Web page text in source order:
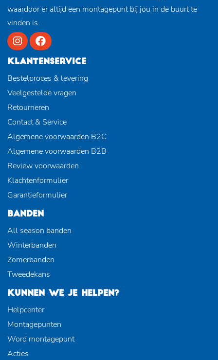
waardoor er altijd een montagepunt bij jou in de buurt te
vinden is.
KLANTENSERVICE
Bestelproces & levering
Veelgestelde vragen
Retourneren
Contact & Service
Algemene voorwaarden B2C
Algemene voorwaarden B2B
Review voorwaarden
Klachtenformulier
Garantieformulier
BANDEN
All season banden
Winterbanden
Zomerbanden
Tweedekans
KUNNEN WE JE HELPEN?
Helpcenter
Montagepunten
Word montagepunt
Acties